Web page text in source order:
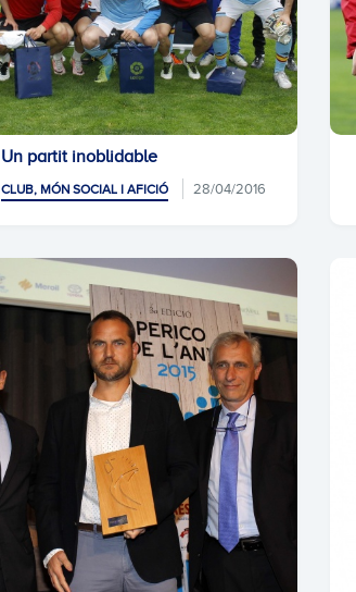
Un partit inoblidable
CLUB, MÓN SOCIAL I AFICIÓ 28/04/2016